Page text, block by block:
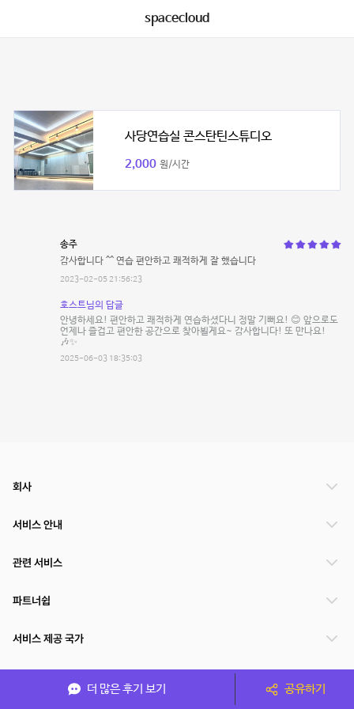
spacecloud
사당연습실 콘스탄틴스튜디오
2,000 원/시간
송주
감사합니다 ^^ 연습 편안하고 쾌적하게 잘 했습니다
2023-02-05 21:56:23
호스트님의 답글
안녕하세요! 편안하고 쾌적하게 연습하셨다니 정말 기뻐요! 😊 앞으로도
언제나 즐겁고 편안한 공간으로 찾아뵐게요~ 감사합니다! 또 만나요!
🎶✨
2025-06-03 18:35:03
더 많은 후기 보기 공유하기
회사
서비스 안내
관련 서비스
파트너쉽
서비스 제공 국가
(주)NSPACE 사업자정보